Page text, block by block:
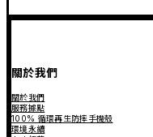
關於我們
關於我們
服務據點
100% 循環再生防摔手機殼
環境永續